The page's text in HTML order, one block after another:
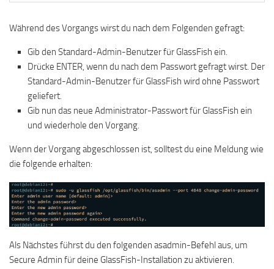
Während des Vorgangs wirst du nach dem Folgenden gefragt:
Gib den Standard-Admin-Benutzer für GlassFish ein.
Drücke ENTER, wenn du nach dem Passwort gefragt wirst. Der
Standard-Admin-Benutzer für GlassFish wird ohne Passwort
geliefert.
Gib nun das neue Administrator-Passwort für GlassFish ein
und wiederhole den Vorgang.
Wenn der Vorgang abgeschlossen ist, solltest du eine Meldung wie
die folgende erhalten:
Als Nächstes führst du den folgenden asadmin-Befehl aus, um
Secure Admin für deine GlassFish-Installation zu aktivieren.